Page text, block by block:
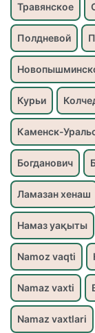
Травянское
Полдневой
Курьи
Каменск-
Богданович
Ламазан хенаш
Намаз уақыты
Namoz vaqti
Namaz vaxti
Namaz vaxtlari